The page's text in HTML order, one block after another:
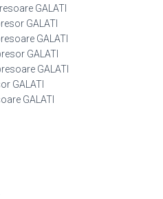
GALATI
GALATI
GALATI
GALATI
GALATI
GALATI
GALATI